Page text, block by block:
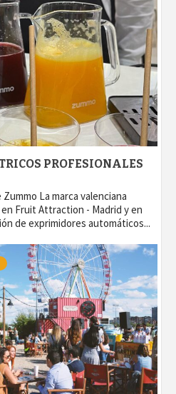
PROFESIONALES
La marca valenciana
Fruit Attraction - Madrid y en
de exprimidores automáticos...